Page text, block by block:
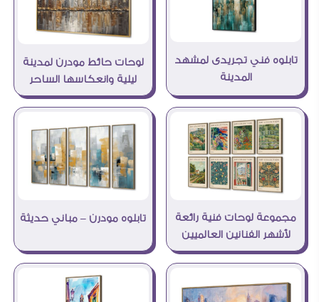
تابلوه فني تجريدى لمشهد
المدينة
لوحات حائط مودرن لمدينة
ليلية وانعكاسها الساحر
مجموعة لوحات فنية رائعة
لأشهر الفنانين العالميين
تابلوه مودرن – مباني حديثة